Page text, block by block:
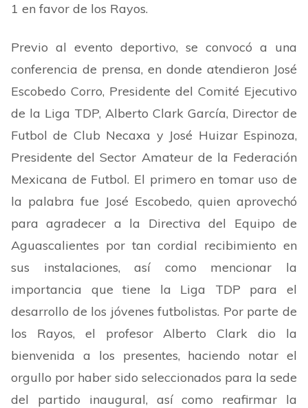
1 en favor de los Rayos.
Previo al evento deportivo, se convocó a una
conferencia de prensa, en donde atendieron José
Escobedo Corro, Presidente del Comité Ejecutivo
de la Liga TDP, Alberto Clark García, Director de
Futbol de Club Necaxa y José Huizar Espinoza,
Presidente del Sector Amateur de la Federación
Mexicana de Futbol. El primero en tomar uso de
la palabra fue José Escobedo, quien aprovechó
para agradecer a la Directiva del Equipo de
Aguascalientes por tan cordial recibimiento en
sus instalaciones, así como mencionar la
importancia que tiene la Liga TDP para el
desarrollo de los jóvenes futbolistas. Por parte de
los Rayos, el profesor Alberto Clark dio la
bienvenida a los presentes, haciendo notar el
orgullo por haber sido seleccionados para la sede
del partido inaugural, así como reafirmar la